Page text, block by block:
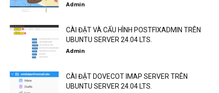
Admin
CÀI ĐẶT VÀ CẤU HÌNH POSTFIXADMIN TRÊN
UBUNTU SERVER 24.04 LTS.
Admin
CÀI ĐẶT DOVECOT IMAP SERVER TRÊN
UBUNTU SERVER 24.04 LTS.